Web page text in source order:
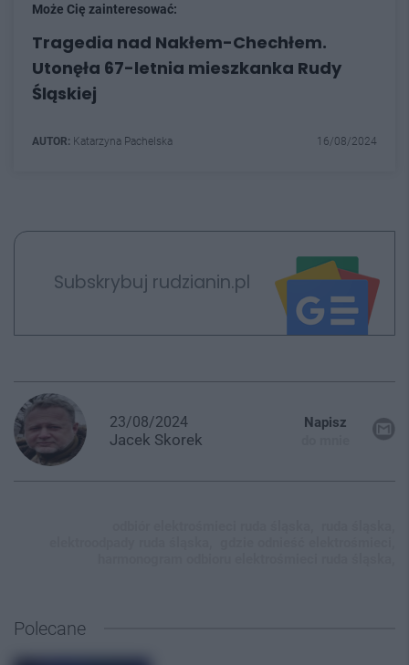
Może Cię zainteresować:
Tragedia nad Nakłem-Chechłem.
Utonęła 67-letnia mieszkanka Rudy
Śląskiej
AUTOR: Katarzyna Pachelska 16/08/2024
Subskrybuj rudzianin.pl
23/08/2024
Jacek Skorek
Napisz
Polecane